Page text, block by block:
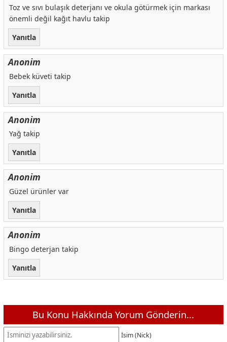
Toz ve sıvı bulaşık deterjanı ve okula götürmek için markası
önemli değil kağıt havlu takip
Yanıtla
Anonim
Bebek küveti takip
Yanıtla
Anonim
Yağ takip
Yanıtla
Anonim
Güzel ürünler var
Yanıtla
Anonim
Bingo deterjan takip
Yanıtla
Bu Konu Hakkında Yorum Gönderin...
İsim (Nick)